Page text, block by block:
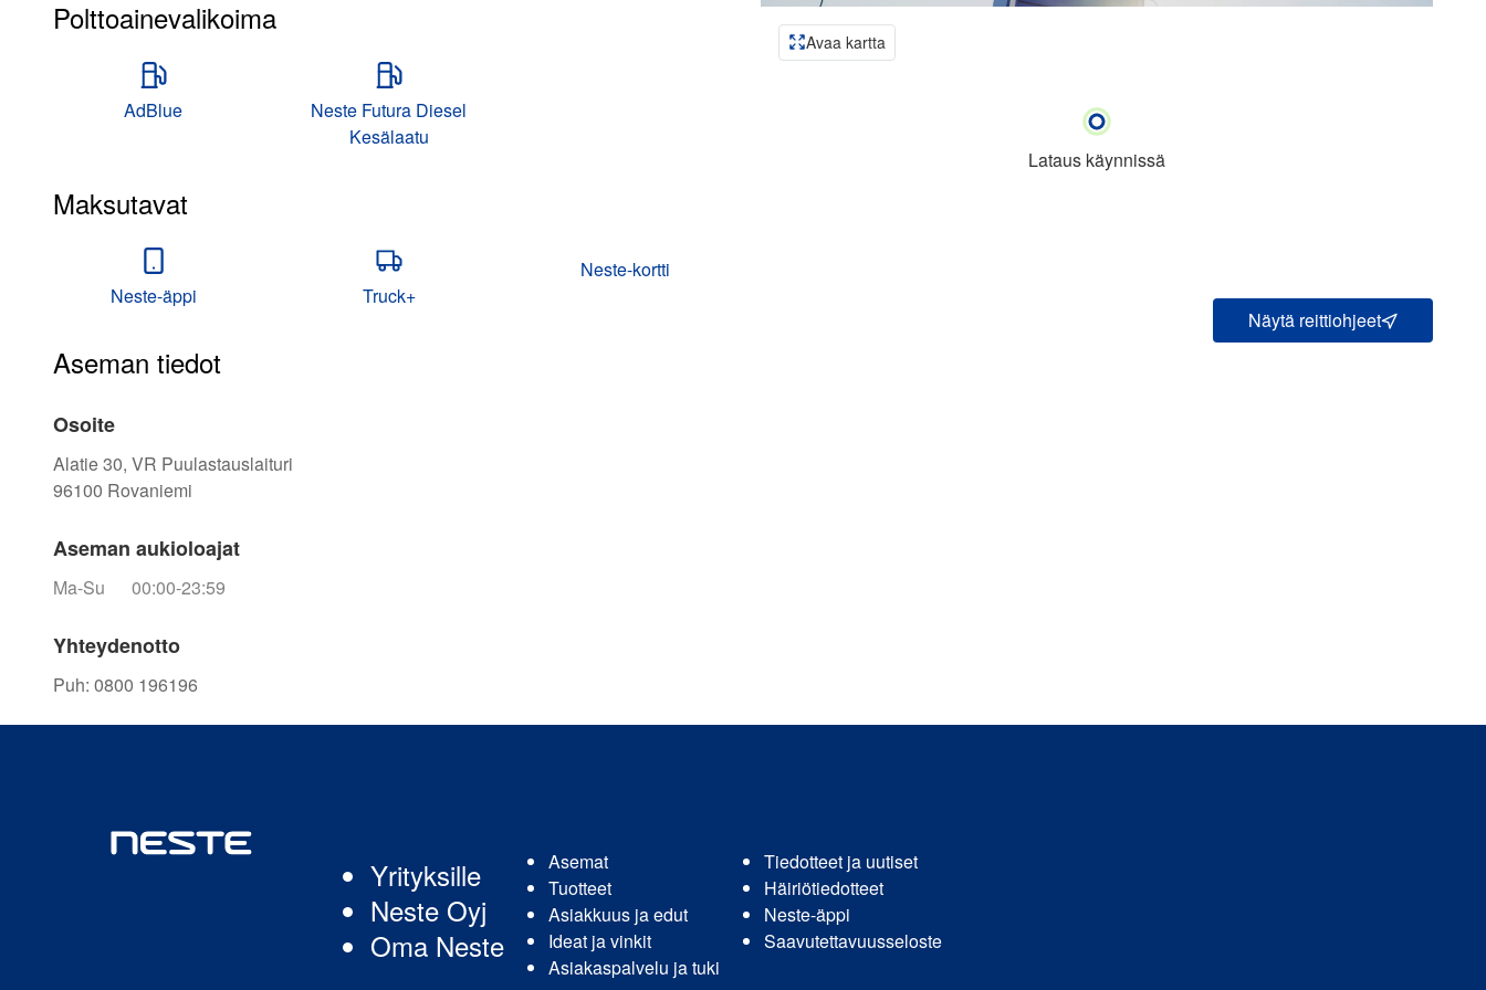
Polttoainevalikoima
AdBlue
Neste Futura Diesel
Kesälaatu
Maksutavat
Neste-äppi Truck+
Neste-kortti
Aseman tiedot
Osoite
Alatie 30, VR Puulastauslaituri
96100 Rovaniemi
Aseman aukioloajat
Ma-Su 00:00-23:59
Yhteydenotto
Puh: 0800 196196
Lataus käynnissä
Avaa kartta
Näytä reittiohjeet
Yrityksille
Neste Oyj
Oma Neste
Asemat
Tuotteet
Asiakkuus ja edut
Ideat ja vinkit
Asiakaspalvelu ja tuki
Tiedotteet ja uutiset
Häiriötiedotteet
Neste-äppi
Saavutettavuusseloste